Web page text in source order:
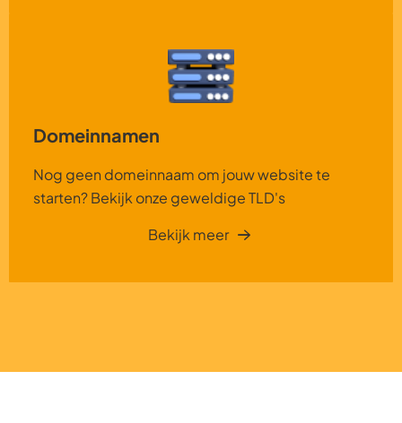
Domeinnamen
Nog geen domeinnaam om jouw website te
starten? Bekijk onze geweldige TLD's
Bekijk meer